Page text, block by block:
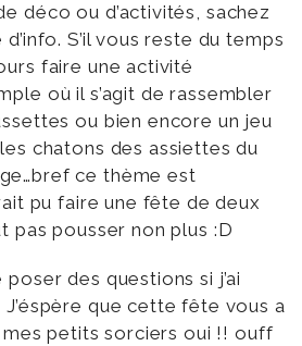
déco ou d’activités, sachez
S’il vous reste du temps
faire une activité
où il s’agit de rassembler
ou bien encore un jeu
chatons des assiettes du
ce thème est
pu faire une fête de deux
pas pousser non plus :D
poser des questions si j’ai
que cette fête vous a
petits sorciers oui !! ouff